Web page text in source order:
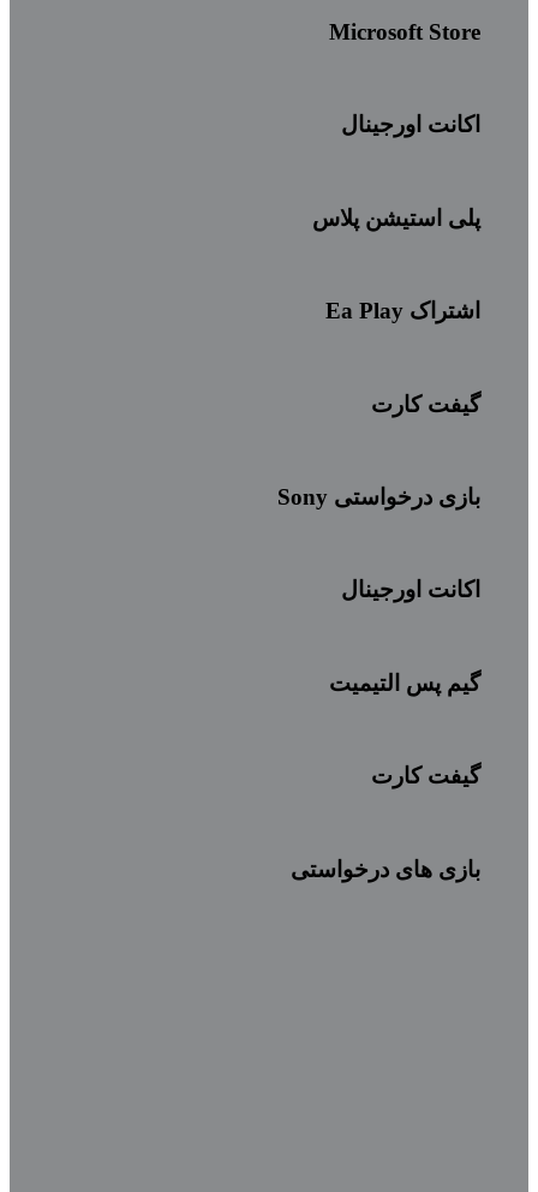
Microsoft Store
اکانت اورجینال
پلی استیشن پلاس
اشتراک Ea Play
گیفت کارت
بازی درخواستی Sony
اکانت اورجینال
گیم پس التیمیت
گیفت کارت
بازی های درخواستی